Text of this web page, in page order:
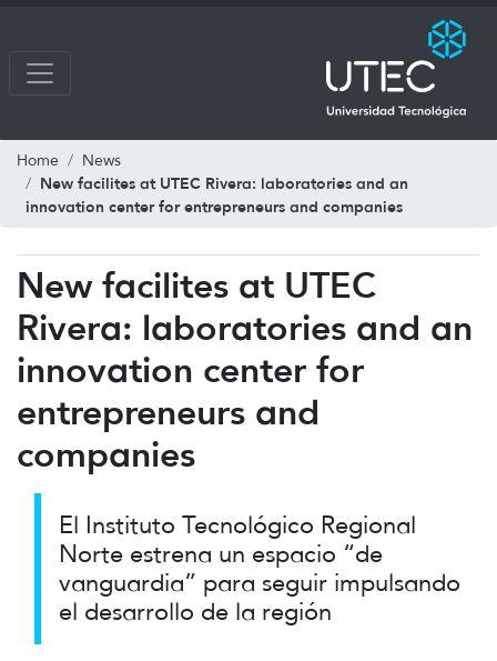
Home News
New facilites at UTEC Rivera: laboratories and an
innovation center for entrepreneurs and companies
New facilites at UTEC
Rivera: laboratories and an
innovation center for
entrepreneurs and
companies
El Instituto Tecnológico Regional
Norte estrena un espacio “de
vanguardia” para seguir impulsando
el desarrollo de la región